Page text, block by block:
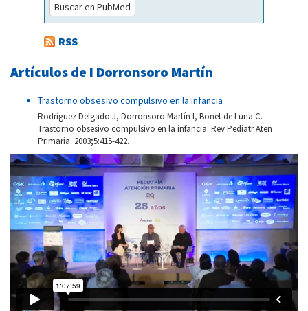
Buscar en PubMed
RSS
Artículos de I Dorronsoro Martín
Trastorno obsesivo compulsivo en la infancia
Rodríguez Delgado J, Dorronsoro Martín I, Bonet de Luna C.
Trastorno obsesivo compulsivo en la infancia. Rev Pediatr Aten
Primaria. 2003;5:415-422.